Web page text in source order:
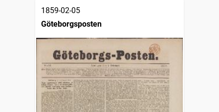
1859-02-05
Göteborgsposten